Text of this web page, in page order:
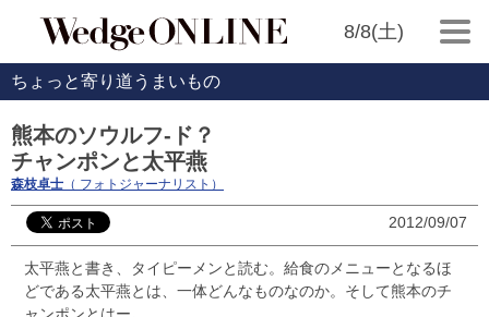
8/8(土)
ちょっと寄り道うまいもの
熊本のソウルフ-ド？
チャンポンと太平燕
森枝卓士 （ フォトジャーナリスト）
2012/09/07
太平燕と書き、タイピーメンと読む。給食のメニューとなるほ
どである太平燕とは、一体どんなものなのか。そして熊本のチ